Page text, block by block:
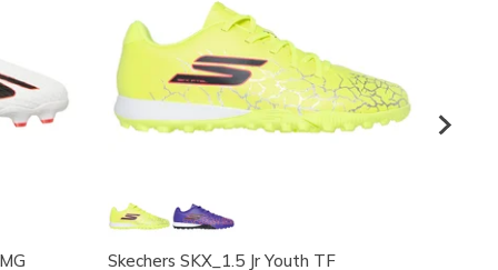
Skechers SKX_1.5 Jr Youth TF